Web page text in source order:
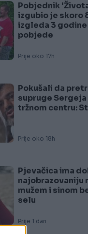
Pobjednik
izgubio je skoro
izgleda 3 godine
pobjede
Prije oko 17h
Pokušali da
supruge
tržnom centru:
Prije oko 18h
Pjevačica ima
najobrazovaniju
mužem i sinom
selu
Prije 1 dan